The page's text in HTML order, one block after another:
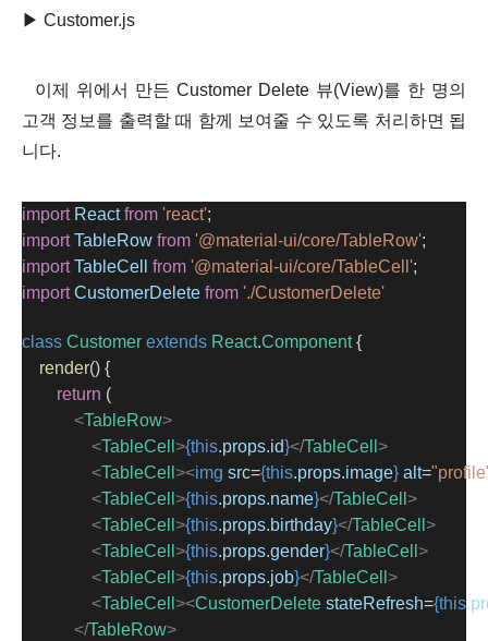
▶ Customer.js
이제 위에서 만든 Customer Delete 뷰(View)를 한 명의
고객 정보를 출력할 때 함께 보여줄 수 있도록 처리하면 됩
니다.
import React from 'react';
import TableRow from '@material-ui/core/TableRow';
import TableCell from '@material-ui/core/TableCell';
import CustomerDelete from './CustomerDelete'
class Customer extends React.Component {
render() {
return (
<TableRow>
<TableCell >{this.props.id}</TableCell >
<TableCell ><img src={this.props.image} alt=
<TableCell >{this.props.name}</TableCell >
<TableCell >{this.props.birthday}</TableCell >
<TableCell >{this.props.gender}</TableCell >
<TableCell >{this.props.job}</TableCell >
<TableCell ><CustomerDelete stateRefresh={this.
</TableRow>